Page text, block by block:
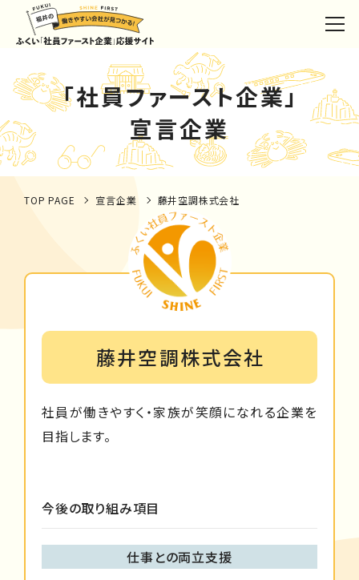
「社員ファースト企業」
宣言企業
TOP PAGE 宣言企業 藤井空調株式会社
藤井空調株式会社
社員が働きやすく・家族が笑顔になれる企業を
目指します。
今後の取り組み項目
仕事との両立支援